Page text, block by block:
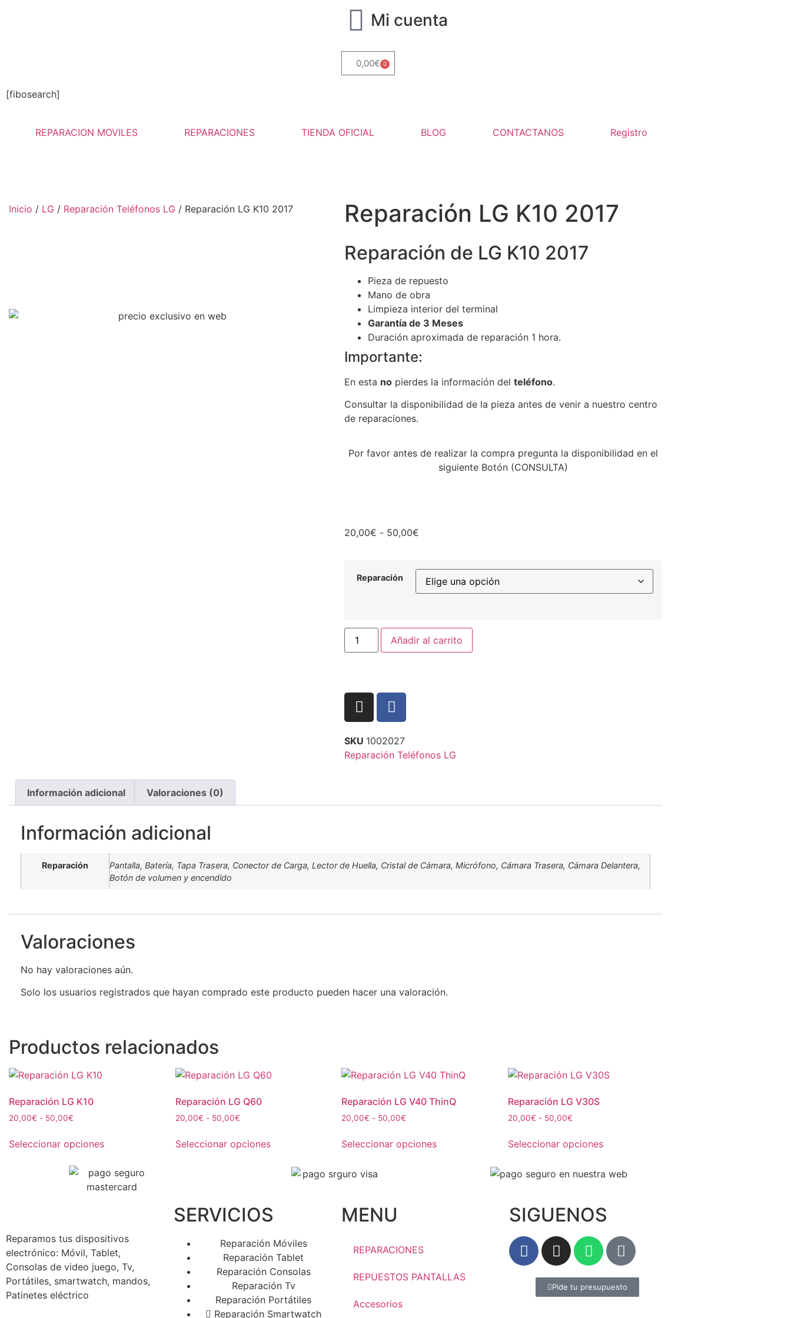
Mi cuenta
0,00€ 0
[fibosearch]
REPARACION MOVILES REPARACIONES TIENDA OFICIAL BLOG CONTACTANOS Registro
Inicio / LG / Reparación Teléfonos LG / Reparación LG K10 2017 Reparación LG K10 2017
Reparación de LG K10 2017
Pieza de repuesto
Mano de obra
Limpieza interior del terminal
Garantía de 3 Meses
Duración aproximada de reparación 1 hora.
Importante:
En esta no pierdes la información del teléfono.
Consultar la disponibilidad de la pieza antes de venir a nuestro centro
de reparaciones.
Por favor antes de realizar la compra pregunta la disponibilidad en el
siguiente Botón (CONSULTA)
20,00€ - 50,00€
Reparación
Añadir al carrito
SKU 1002027
Reparación Teléfonos LG
Información adicional Valoraciones (0)
Información adicional
Reparación
Pantalla, Batería, Tapa Trasera, Conector de Carga, Lector de Huella, Cristal de Cámara, Micrófono, Cámara Trasera, Cámara Delantera,
Botón de volumen y encendido
Valoraciones
No hay valoraciones aún.
Solo los usuarios registrados que hayan comprado este producto pueden hacer una valoración.
Productos relacionados
Reparación LG K10
20,00€ - 50,00€
Seleccionar opciones
Reparación LG Q60
20,00€ - 50,00€
Seleccionar opciones
Reparación LG V40 ThinQ
20,00€ - 50,00€
Seleccionar opciones
Reparación LG V30S
20,00€ - 50,00€
Seleccionar opciones
Reparamos tus dispositivos
electrónico: Móvil, Tablet,
Consolas de video juego, Tv,
Portátiles, smartwatch, mandos,
Patinetes eléctrico
SERVICIOS
Reparación Móviles
Reparación Tablet
Reparación Consolas
Reparación Tv
Reparación Portátiles
Reparación Smartwatch
MENU
REPARACIONES
REPUESTOS PANTALLAS
Accesorios
SIGUENOS
Pide tu presupuesto